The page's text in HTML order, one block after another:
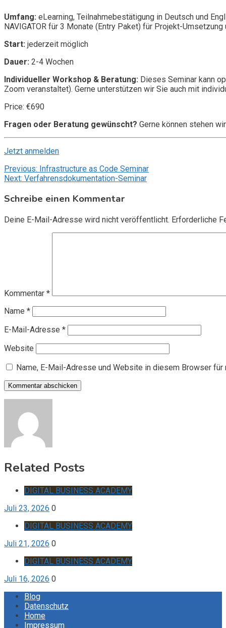
Umfang: eLearning, Teilnahmebestätigung in Deutsch und
NAVIGATOR für 3 Monate (Entry Paket) für Projekt-
Start: jederzeit möglich
Dauer: 2-4 Wochen
Individueller Workshop & Beratung: Dieses Seminar kann
Zoom veranstaltet). Gerne unterstützen wir Sie auch mit
Price: €690
Fragen oder Beratung gewünscht? Gerne können stehen
Jetzt anmelden
Beitragsnavigation
Previous: Infrastructure as Code Seminar
Next: Verfahrensdokumentation-Seminar
Schreibe einen Kommentar
Deine E-Mail-Adresse wird nicht veröffentlicht. Erforderliche
Kommentar *
Name *
E-Mail-Adresse *
Website
Name, E-Mail-Adresse und Website in diesem Browser
Related Posts
DIGITAL BUSINESS ACADEMY
Juli 23, 2026 0
DIGITAL BUSINESS ACADEMY
Juli 21, 2026 0
DIGITAL BUSINESS ACADEMY
Juli 16, 2026 0
Blog
Datenschutz
Home
Impressum